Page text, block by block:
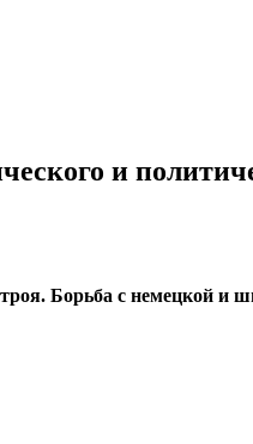
и
Борьба с немецкой и